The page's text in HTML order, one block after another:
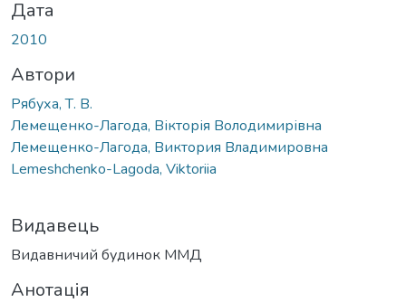
Дата
2010
Автори
Рябуха, Т. В.
Лемещенко-Лагода, Вікторія Володимирівна
Лемещенко-Лагода, Виктория Владимировна
Lemeshchenko-Lagoda, Viktoriia
Видавець
Видавничий будинок ММД
Анотація